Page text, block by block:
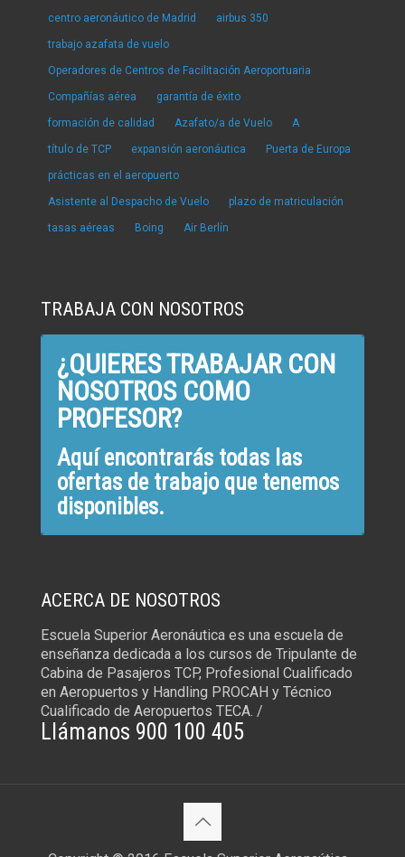
centro aeronáutico de Madrid airbus 350
trabajo azafata de vuelo
Operadores de Centros de Facilitación Aeroportuaria
Compañías aérea garantía de éxito
formación de calidad Azafato/a de Vuelo A
título de TCP expansión aeronáutica Puerta de Europa
prácticas en el aeropuerto
Asistente al Despacho de Vuelo plazo de matriculación
tasas aéreas Boing Air Berlín
TRABAJA CON NOSOTROS
¿QUIERES TRABAJAR CON
NOSOTROS COMO
PROFESOR?
Aquí encontrarás todas las
ofertas de trabajo que tenemos
disponibles.
ACERCA DE NOSOTROS
Escuela Superior Aeronáutica es una escuela de
enseñanza dedicada a los cursos de Tripulante de
Cabina de Pasajeros TCP, Profesional Cualificado
en Aeropuertos y Handling PROCAH y Técnico
Cualificado de Aeropuertos TECA. /
Llámanos 900 100 405